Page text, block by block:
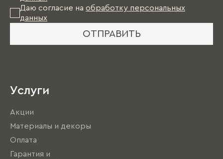
Даю согласие на обработку персональных
данных
ОТПРАВИТЬ
Услуги
Акции
Материалы и декоры
Оплата
Гарантия и